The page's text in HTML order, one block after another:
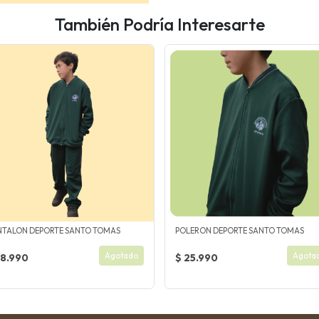
También Podría Interesarte
DEPORTE SANTO TOMAS
Agotado
POLERON DEPORTE SANTO TOMAS
$ 25.990